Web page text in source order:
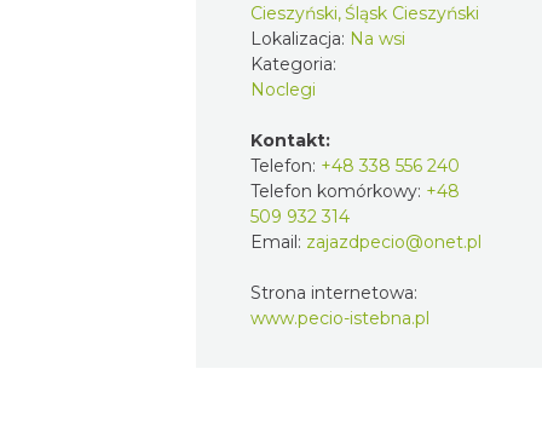
Cieszyński, Śląsk Cieszyński
Lokalizacja: Na wsi
Kategoria:
Noclegi
Kontakt:
Telefon: +48 338 556 240
Telefon komórkowy: +48
509 932 314
Email: zajazdpecio@onet.pl
Strona internetowa:
www.pecio-istebna.pl